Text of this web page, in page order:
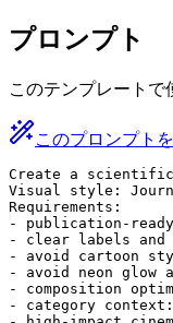
プロンプト
このテンプレートで
このプロンプト
Create a scientific
Visual style:
Requirements:
- publication-
- clear labels and
- avoid cartoon
- avoid neon glow
- composition
- category